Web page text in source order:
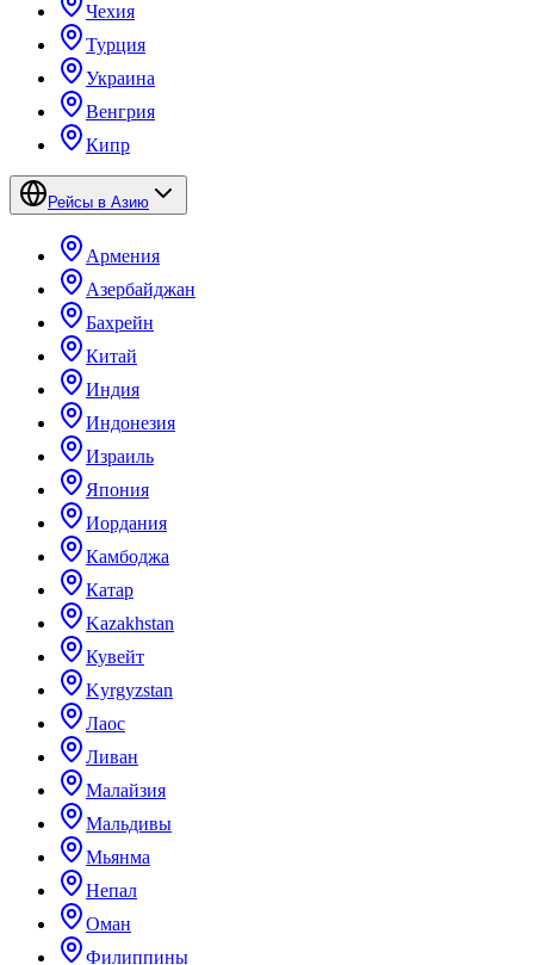
Чехия
Турция
Украина
Венгрия
Кипр
Рейсы в Азию
Армения
Азербайджан
Бахрейн
Китай
Индия
Индонезия
Израиль
Япония
Иордания
Камбоджа
Катар
Kazakhstan
Кувейт
Kyrgyzstan
Лаос
Ливан
Малайзия
Мальдивы
Мьянма
Непал
Оман
Филиппины